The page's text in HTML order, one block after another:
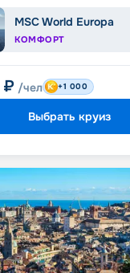
MSC World Europa
КОМФОРТ
₽ /чел +1 000
Выбрать круиз